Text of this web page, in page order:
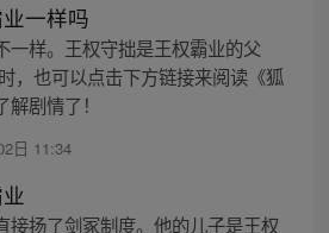
一样吗
一样。王权守拙是王权霸业的父
，也可以点击下方链接来阅读《狐
剧情了！
日 11:34
接扬了剑冢制度。他的儿子是王权